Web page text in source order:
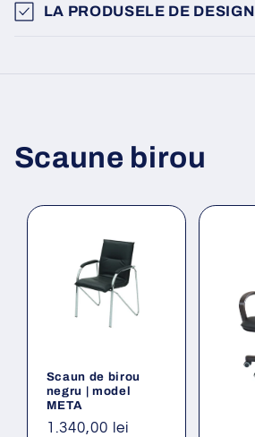
LA PRODUSELE DE DESIGN
Scaune birou
Scaun de birou
negru | model
META
Preț
1.340,00 lei